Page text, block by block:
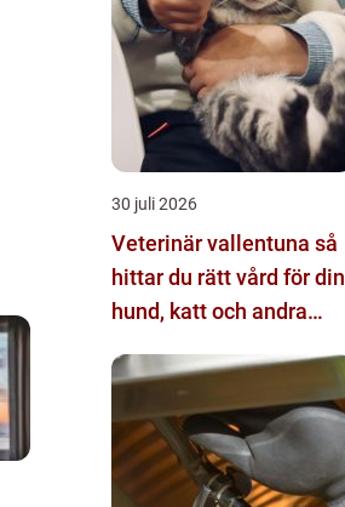
30 juli 2026
Veterinär vallentuna så
hittar du rätt vård för din
hund, katt och andra